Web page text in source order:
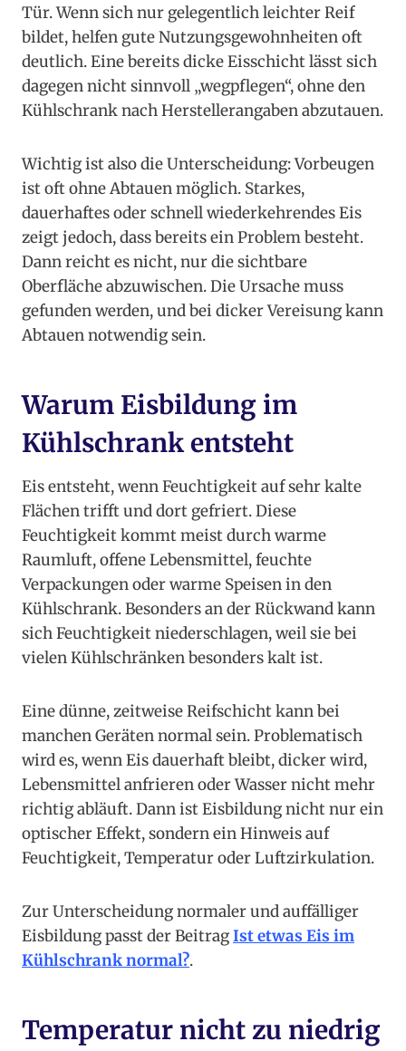
Tür. Wenn sich nur gelegentlich leichter Reif
bildet, helfen gute Nutzungsgewohnheiten oft
deutlich. Eine bereits dicke Eisschicht lässt sich
dagegen nicht sinnvoll „wegpflegen“, ohne den
Kühlschrank nach Herstellerangaben abzutauen.
Wichtig ist also die Unterscheidung: Vorbeugen
ist oft ohne Abtauen möglich. Starkes,
dauerhaftes oder schnell wiederkehrendes Eis
zeigt jedoch, dass bereits ein Problem besteht.
Dann reicht es nicht, nur die sichtbare
Oberfläche abzuwischen. Die Ursache muss
gefunden werden, und bei dicker Vereisung kann
Abtauen notwendig sein.
Warum Eisbildung im
Kühlschrank entsteht
Eis entsteht, wenn Feuchtigkeit auf sehr kalte
Flächen trifft und dort gefriert. Diese
Feuchtigkeit kommt meist durch warme
Raumluft, offene Lebensmittel, feuchte
Verpackungen oder warme Speisen in den
Kühlschrank. Besonders an der Rückwand kann
sich Feuchtigkeit niederschlagen, weil sie bei
vielen Kühlschränken besonders kalt ist.
Eine dünne, zeitweise Reifschicht kann bei
manchen Geräten normal sein. Problematisch
wird es, wenn Eis dauerhaft bleibt, dicker wird,
Lebensmittel anfrieren oder Wasser nicht mehr
richtig abläuft. Dann ist Eisbildung nicht nur ein
optischer Effekt, sondern ein Hinweis auf
Feuchtigkeit, Temperatur oder Luftzirkulation.
Zur Unterscheidung normaler und auffälliger
Eisbildung passt der BeitragIst etwas Eis im
Kühlschrank normal?.
Temperatur nicht zu niedrig